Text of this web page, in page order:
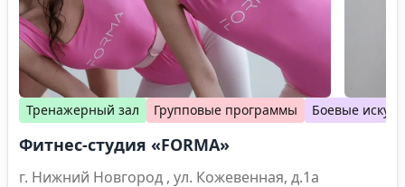
Тренажерный зал Групповые программы Боевые
Фитнес-студия «FORMA»
г. Нижний Новгород , ул. Кожевенная, д.1а